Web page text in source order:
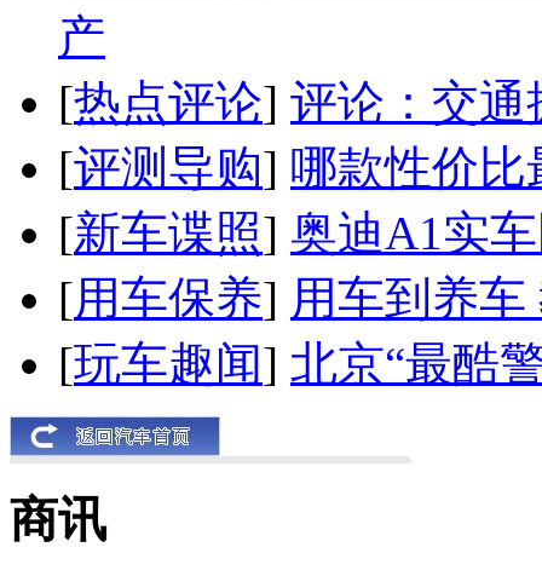
产
[热点评论] 评论：交通
[评测导购] 哪款性价比
[新车谍照] 奥迪A1实
[用车保养] 用车到养
[玩车趣闻] 北京“最酷
商讯